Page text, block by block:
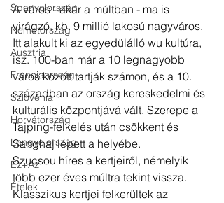
Spanyolország
Németország
Ausztria
Franciaország
Szlovénia
Horvátország
Lengyelország
Ez+Az
Ételek
A város - akár a múltban - ma is
virágzó, kb. 9 millió lakosú nagyváros.
Itt alakult ki az egyedülálló wu kultúra,
isz. 100-ban már a 10 legnagyobb
város között tartják számon, és a 10.
században az ország kereskedelmi és
kulturális központjává vált. Szerepe a
Tajping-felkelés után csökkent és
Sanghaj lépett a helyébe.
Szucsou híres a kertjeiről, némelyik
több ezer éves múltra tekint vissza.
Klasszikus kertjei felkerültek az